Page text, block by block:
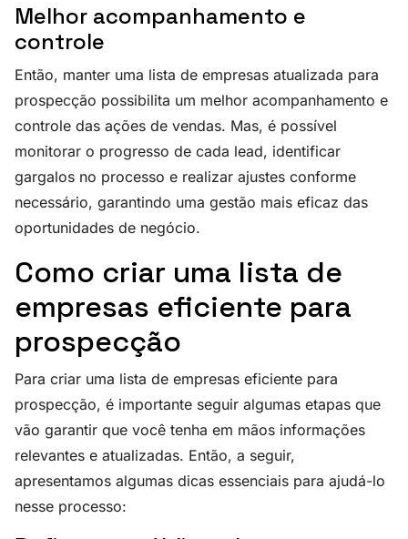
Melhor acompanhamento e
controle
Então, manter uma lista de empresas atualizada para
prospecção possibilita um melhor acompanhamento e
controle das ações de vendas. Mas, é possível
monitorar o progresso de cada lead, identificar
gargalos no processo e realizar ajustes conforme
necessário, garantindo uma gestão mais eficaz das
oportunidades de negócio.
Como criar uma lista de
empresas eficiente para
prospecção
Para criar uma lista de empresas eficiente para
prospecção, é importante seguir algumas etapas que
vão garantir que você tenha em mãos informações
relevantes e atualizadas. Então, a seguir,
apresentamos algumas dicas essenciais para ajudá-lo
nesse processo: